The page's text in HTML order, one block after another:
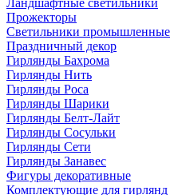
Ландшафтные светильники
Прожекторы
Светильники промышленные
Праздничный декор
Гирлянды Бахрома
Гирлянды Нить
Гирлянды Роса
Гирлянды Шарики
Гирлянды Белт-Лайт
Гирлянды Сосульки
Гирлянды Сети
Гирлянды Занавес
Фигуры декоративные
Комплектующие для гирлянд